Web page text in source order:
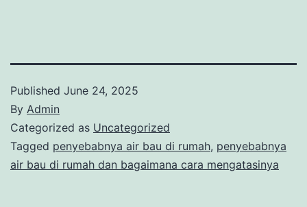
Published June 24, 2025
By Admin
Categorized as Uncategorized
Tagged penyebabnya air bau di rumah, penyebabnya
air bau di rumah dan bagaimana cara mengatasinya